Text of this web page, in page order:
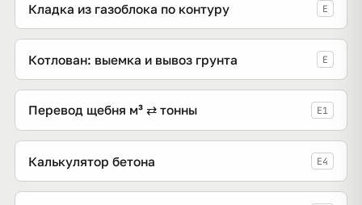
Кладка из газоблока по контуру E
Котлован: выемка и вывоз грунта E
Перевод щебня м³ ⇄ тонны E1
Калькулятор бетона E4